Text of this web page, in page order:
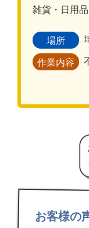
雑貨・日用
場所
作業内容
お客様の